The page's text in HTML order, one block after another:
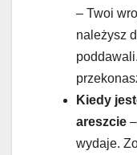
– Twoi
należysz
Kiedy
areszcie
wydaje.